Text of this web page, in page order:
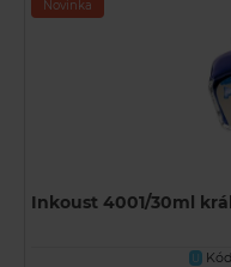
Novinka
Inkoust 4001/30ml
U Kód